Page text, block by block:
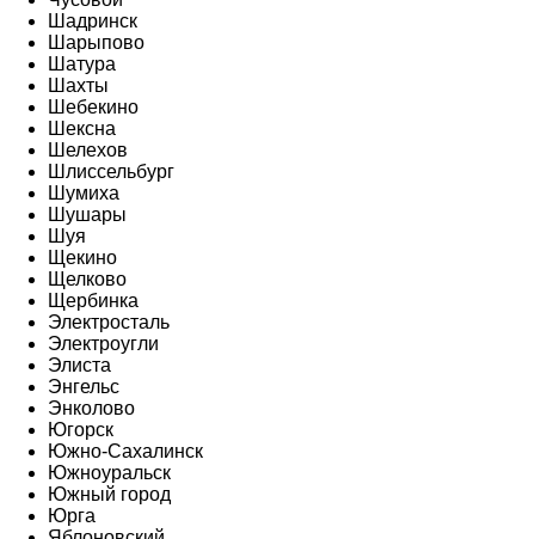
Шадринск
Шарыпово
Шатура
Шахты
Шебекино
Шексна
Шелехов
Шлиссельбург
Шумиха
Шушары
Шуя
Щекино
Щелково
Щербинка
Электросталь
Электроугли
Элиста
Энгельс
Энколово
Югорск
Южно-Сахалинск
Южноуральск
Южный город
Юрга